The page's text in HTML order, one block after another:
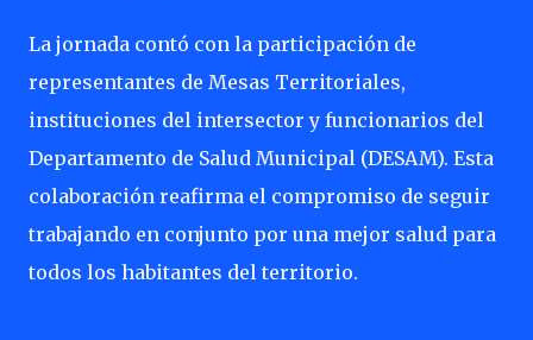
La jornada contó con la participación de
representantes de Mesas Territoriales,
instituciones del intersector y funcionarios del
Departamento de Salud Municipal (DESAM). Esta
colaboración reafirma el compromiso de seguir
trabajando en conjunto por una mejor salud para
todos los habitantes del territorio.